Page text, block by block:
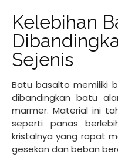
Kelebihan
Sejenis
Batu basalto memiliki
dibandingkan batu
marmer. Material ini
seperti panas
kristalnya yang rapat
gesekan dan beban